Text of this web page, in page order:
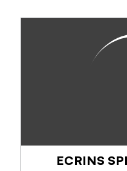
EN
Découvrez swingolf et
'foot', des activités
ECRINS